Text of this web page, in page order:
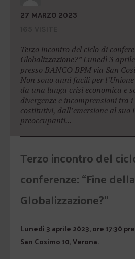
27 MARZO 2023
Terzo incontro del ciclo di
Globalizzazione?” Lunedì 3
presso BANCO BPM via San
Non sono anni facili per
da una lunga crisi economica e
divergenze e incomprensioni tra
costitutivi, dall’emersione al suo
preoccupanti...
Terzo incontro del
conferenze: “Fine della
Globalizzazione?”
Lunedì 3 aprile 2023, ore 17:30
San Cosimo 10, Verona.